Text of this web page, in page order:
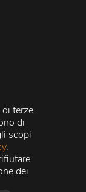
terze
di
scopi
.
dei
Melzo (MI)
-
Sociale
i diritti